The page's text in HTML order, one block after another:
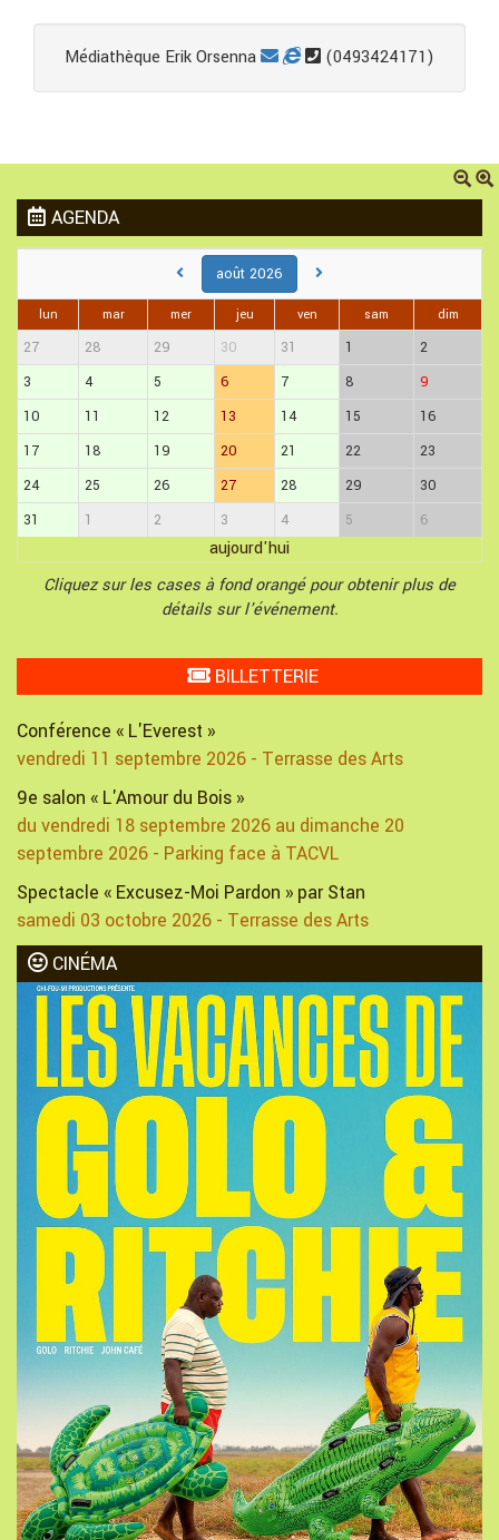
Médiathèque Erik Orsenna (0493424171)
AGENDA
août 2026
lun mar mer jeu ven sam dim
27 28 29 30 31 1
2
3
4 5 6 7 8
9
10
11 12 13 14 15
16
17
18 19 20 21 22
23
24
25 26 27 28 29
30
31
1 2 3 4 5 6
aujourd'hui
Cliquez sur les cases à fond orangé pour obtenir plus de
détails sur l'événement.
BILLETTERIE
Conférence « L'Everest »
vendredi 11 septembre 2026 - Terrasse des Arts
9e salon « L'Amour du Bois »
du vendredi 18 septembre 2026 au dimanche 20
septembre 2026 - Parking face à TACVL
Spectacle « Excusez-Moi Pardon » par Stan
samedi 03 octobre 2026 - Terrasse des Arts
CINÉMA